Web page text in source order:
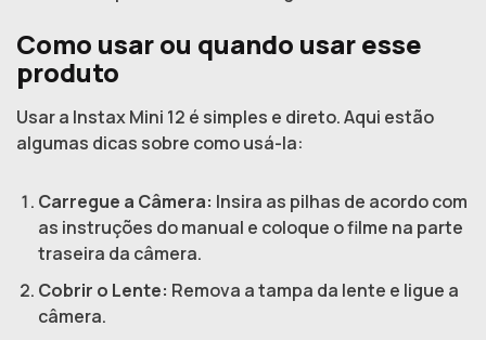
Como usar ou quando usar esse
produto
Usar a Instax Mini 12 é simples e direto. Aqui estão
algumas dicas sobre como usá-la:
Carregue a Câmera: Insira as pilhas de acordo com
as instruções do manual e coloque o filme na parte
traseira da câmera.
Cobrir o Lente: Remova a tampa da lente e ligue a
câmera.